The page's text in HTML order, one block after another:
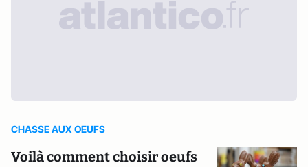
CHASSE AUX OEUFS
Voilà comment choisir oeufs